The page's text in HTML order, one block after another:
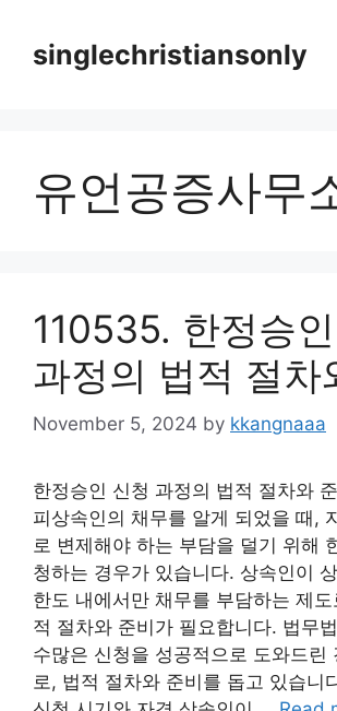
contentsinglechristiansonly
유언공증사무
110535. 한정승
과정의 법적 절차
November 5, 2024 by kkangnaaa
한정승인 신청 과정의 법적 절차와
피상속인의 채무를 알게 되었을 때,
로 변제해야 하는 부담을 덜기 위해
청하는 경우가 있습니다. 상속인이
한도 내에서만 채무를 부담하는 제
적 절차와 준비가 필요합니다. 법무
수많은 신청을 성공적으로 도와드린
로, 법적 절차와 준비를 돕고 있습니